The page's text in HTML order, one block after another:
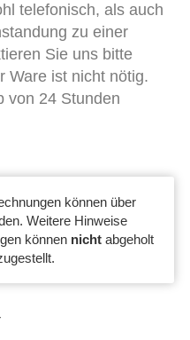
telefonisch, als auch
zu einer
Sie uns bitte
Ware ist nicht nötig.
von 24 Stunden
können über
Weitere Hinweise
können nicht abgeholt